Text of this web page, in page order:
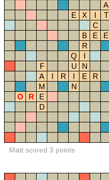
A
E
X I T
C
B
E E
R
Q
I
F
U
N
A
I R I E
R
M
N
O
R
E
D
Matt scored 3 points